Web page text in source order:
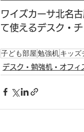
ワイズカーサ北名
て使えるデスク・
子ども部屋勉強机キッズ
デスク・勉強机・オフィ